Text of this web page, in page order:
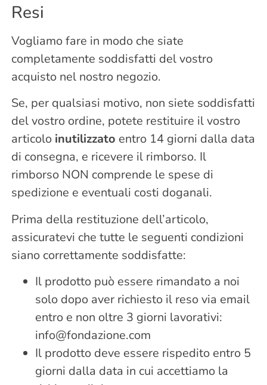
Resi
Vogliamo fare in modo che siate
completamente soddisfatti del vostro
acquisto nel nostro negozio.
Se, per qualsiasi motivo, non siete soddisfatti
del vostro ordine, potete restituire il vostro
articolo inutilizzato entro 14 giorni dalla data
di consegna, e ricevere il rimborso. Il
rimborso NON comprende le spese di
spedizione e eventuali costi doganali.
Prima della restituzione dell’articolo,
assicuratevi che tutte le seguenti condizioni
siano correttamente soddisfatte:
Il prodotto può essere rimandato a noi
solo dopo aver richiesto il reso via email
entro e non oltre 3 giorni lavorativi:
info@fondazione.com
Il prodotto deve essere rispedito entro 5
giorni dalla data in cui accettiamo la